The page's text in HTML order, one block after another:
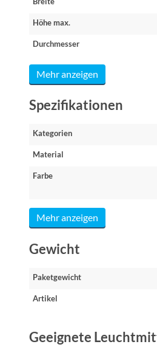
Höhe max.
Durchmesser
Mehr anzeigen
Spezifikationen
Kategorien
Material
Farbe
Mehr anzeigen
Gewicht
Paketgewicht
Artikel
Geeignete